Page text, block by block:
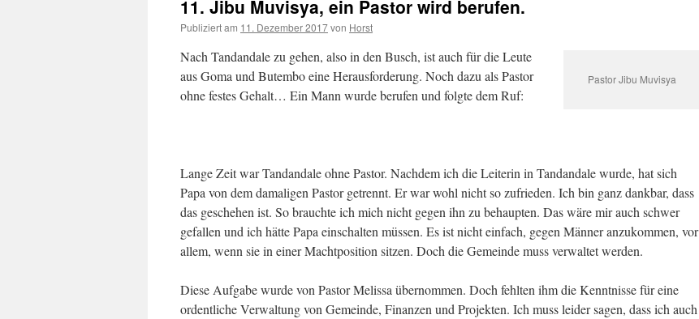
11. Jibu Muvisya, ein Pastor wird berufen.
Publiziert am 11. Dezember 2017von Horst
Pastor Jibu Muvisya
Nach Tandandale zu gehen, also in den Busch, ist auch für die Leute
aus Goma und Butembo eine Herausforderung. Noch dazu als Pastor
ohne festes Gehalt… Ein Mann wurde berufen und folgte dem Ruf:
Lange Zeit war Tandandale ohne Pastor. Nachdem ich die Leiterin in Tandandale wurde, hat sich
Papa von dem damaligen Pastor getrennt. Er war wohl nicht so zufrieden. Ich bin ganz dankbar, dass
das geschehen ist. So brauchte ich mich nicht gegen ihn zu behaupten. Das wäre mir auch schwer
gefallen und ich hätte Papa einschalten müssen. Es ist nicht einfach, gegen Männer anzukommen, vor
allem, wenn sie in einer Machtposition sitzen. Doch die Gemeinde muss verwaltet werden.
Diese Aufgabe wurde von Pastor Melissa übernommen. Doch fehlten ihm die Kenntnisse für eine
ordentliche Verwaltung von Gemeinde, Finanzen und Projekten. Ich muss leider sagen, dass ich auch